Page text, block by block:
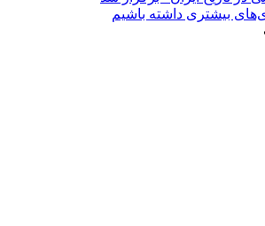
بیشتری داشته باشیم